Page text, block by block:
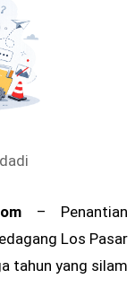
– Penantian
Los Pasar
tahun yang silam